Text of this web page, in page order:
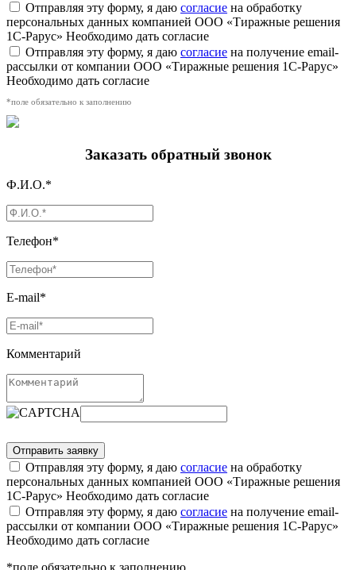
Отправляя эту форму, я даю согласие на обработку
персональных данных компанией ООО «Тиражные решения
1С-Рарус» Необходимо дать согласие
Отправляя эту форму, я даю согласие на получение email-
рассылки от компании ООО «Тиражные решения 1С-Рарус»
Необходимо дать согласие
*поле обязательно к заполнению
Заказать обратный звонок
Ф.И.О.*
Телефон*
E-mail*
Комментарий
Отправляя эту форму, я даю согласие на обработку
персональных данных компанией ООО «Тиражные решения
1С-Рарус» Необходимо дать согласие
Отправляя эту форму, я даю согласие на получение email-
рассылки от компании ООО «Тиражные решения 1С-Рарус»
Необходимо дать согласие